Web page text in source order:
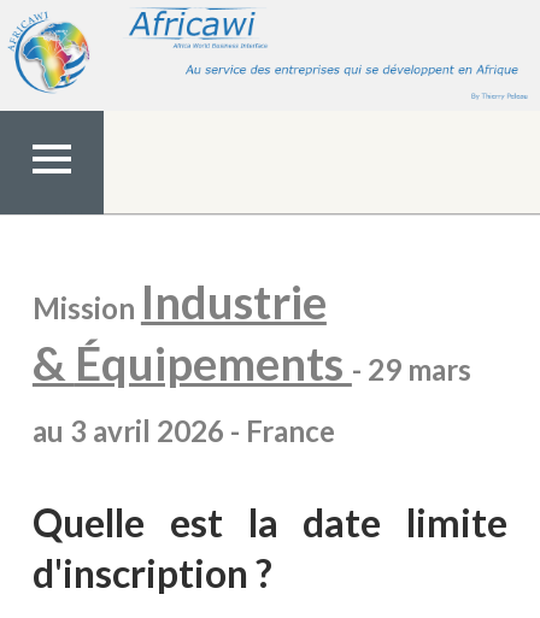
contenu
MENU
Mission Industrie
& Équipements - 29 mars
au 3 avril 2026 - France
Quelle est la date limite
d'inscription ?